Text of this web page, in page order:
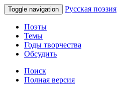
Toggle navigation Русская поэзия
Поэты
Темы
Годы творчества
Обсудить
Поиск
Полная версия